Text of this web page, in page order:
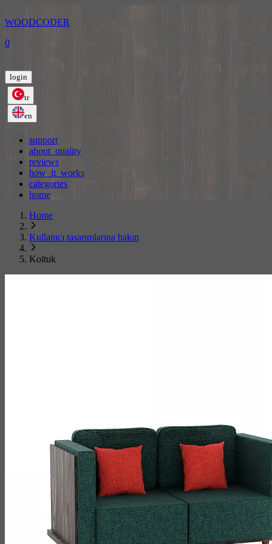
WOODCODER
0
login
tr
en
support
about_quality
reviews
how_it_works
categories
home
Home
Kullanıcı tasarımlarına bakın
Koltuk